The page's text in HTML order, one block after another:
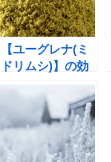
【ユーグレナ(ミ
ドリムシ)】の効
能は便秘改善・メ
タボ解消！副作用
はあるの？